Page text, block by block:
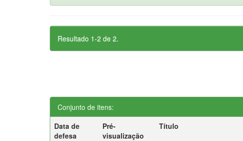
Resultado 1-2 de 2.
Conjunto de itens:
Data de
defesa
Pré-
visualização
Título